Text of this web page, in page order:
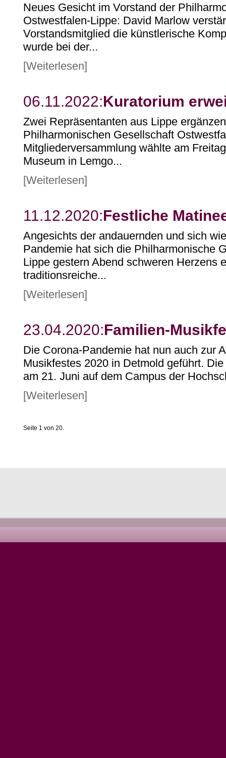
Neues Gesicht im Vorstand der
Ostwestfalen-Lippe: David Marlow
Vorstandsmitglied die künstlerische
wurde bei der...
[Weiterlesen]
06.11.2022:Kuratorium
Zwei Repräsentanten aus Lippe
Philharmonischen Gesellschaft
Mitgliederversammlung wählte am
Museum in Lemgo...
[Weiterlesen]
11.12.2020:Festliche
Angesichts der andauernden und sich
Pandemie hat sich die Philharmonische
Lippe gestern Abend schweren Herzens
traditionsreiche...
[Weiterlesen]
23.04.2020:Familien-
Die Corona-Pandemie hat nun auch zur
Musikfestes 2020 in Detmold geführt.
am 21. Juni auf dem Campus der
[Weiterlesen]
Seite 1 von 20.